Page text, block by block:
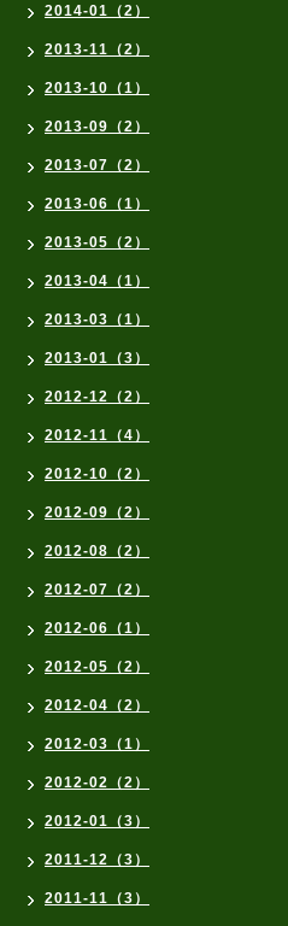
2014-01（2）
2013-11（2）
2013-10（1）
2013-09（2）
2013-07（2）
2013-06（1）
2013-05（2）
2013-04（1）
2013-03（1）
2013-01（3）
2012-12（2）
2012-11（4）
2012-10（2）
2012-09（2）
2012-08（2）
2012-07（2）
2012-06（1）
2012-05（2）
2012-04（2）
2012-03（1）
2012-02（2）
2012-01（3）
2011-12（3）
2011-11（3）